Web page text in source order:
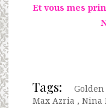
Et vous mes
Tags: Golden
Max Azria , Nina